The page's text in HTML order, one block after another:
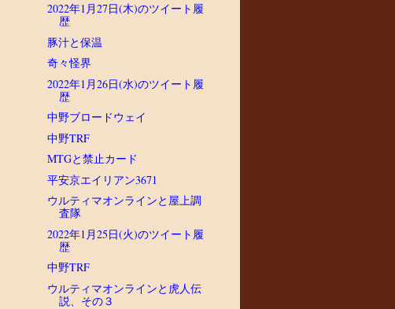
2022年1月27日(木)のツイート履
歴
豚汁と保温
奇々怪界
2022年1月26日(水)のツイート履
歴
中野ブロードウェイ
中野TRF
MTGと禁止カード
平安京エイリアン3671
ウルティマオンラインと屋上調
査隊
2022年1月25日(火)のツイート履
歴
中野TRF
ウルティマオンラインと虎人伝
説、その３